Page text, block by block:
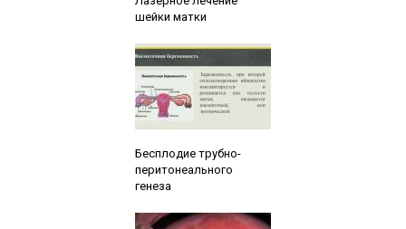
шейки матки
Бесплодие трубно-
перитонеального
генеза